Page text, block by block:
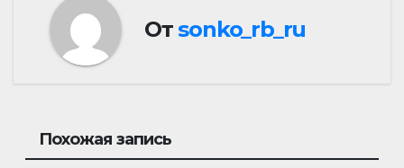
Отsonko_rb_ru
Похожая запись